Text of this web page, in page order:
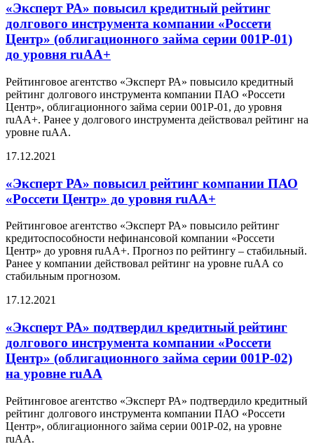
«Эксперт РА» повысил кредитный рейтинг
долгового инструмента компании «Россети
Центр» (облигационного займа серии 001Р-01)
до уровня ruАА+
Рейтинговое агентство «Эксперт РА» повысило кредитный
рейтинг долгового инструмента компании ПАО «Россети
Центр», облигационного займа серии 001Р-01, до уровня
ruAА+. Ранее у долгового инструмента действовал рейтинг на
уровне ruАА.
17.12.2021
«Эксперт РА» повысил рейтинг компании ПАО
«Россети Центр» до уровня ruAA+
Рейтинговое агентство «Эксперт РА» повысило рейтинг
кредитоспособности нефинансовой компании «Россети
Центр» до уровня ruAA+. Прогноз по рейтингу – стабильный.
Ранее у компании действовал рейтинг на уровне ruАА со
стабильным прогнозом.
17.12.2021
«Эксперт РА» подтвердил кредитный рейтинг
долгового инструмента компании «Россети
Центр» (облигационного займа серии 001Р-02)
на уровне ruАА
Рейтинговое агентство «Эксперт РА» подтвердило кредитный
рейтинг долгового инструмента компании ПАО «Россети
Центр», облигационного займа серии 001Р-02, на уровне
ruAА.